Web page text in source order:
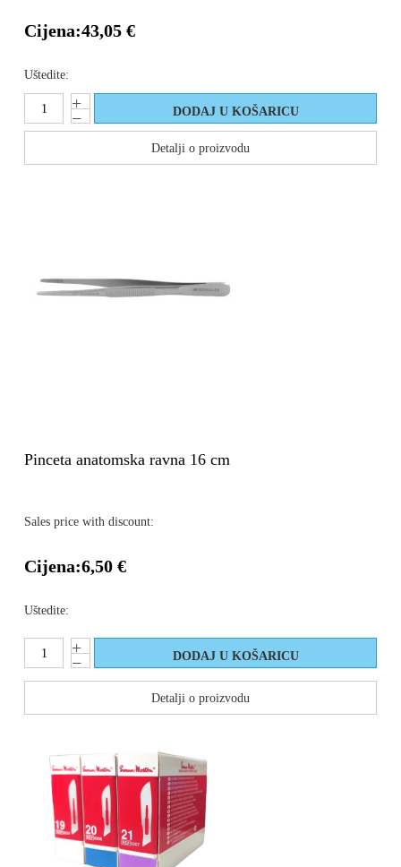
Cijena:43,05 €
Uštedite:
Detalji o proizvodu
Pinceta anatomska ravna 16 cm
Sales price with discount:
Cijena:6,50 €
Uštedite:
Detalji o proizvodu